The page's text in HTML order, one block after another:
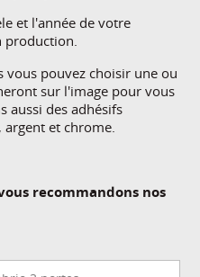
et l'année de votre
vous pouvez choisir une ou
sur l'image pour vous
aussi des adhésifs
et chrome.
recommandons nos